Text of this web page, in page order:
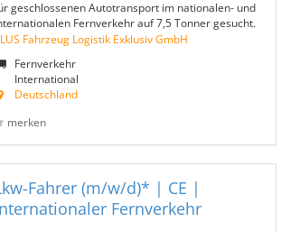
geschlossenen Autotransport im nationalen- und
Fernverkehr auf 7,5 Tonner gesucht.
Fahrzeug Logistik Exklusiv GmbH
Fernverkehr
International
Deutschland
merken
Fahrer (m/w/d)* | CE |
Fernverkehr